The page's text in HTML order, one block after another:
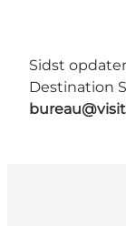
Sidst
Destination